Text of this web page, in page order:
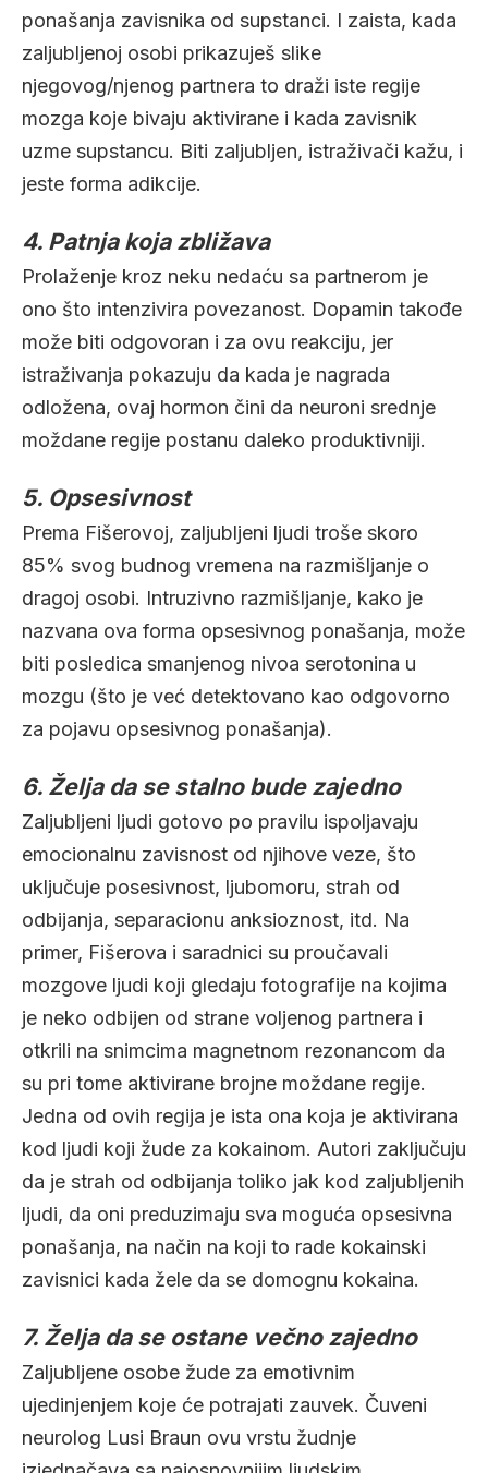
ponašanja zavisnika od supstanci. I zaista, kada
zaljubljenoj osobi prikazuješ slike
njegovog/njenog partnera to draži iste regije
mozga koje bivaju aktivirane i kada zavisnik
uzme supstancu. Biti zaljubljen, istraživači kažu, i
jeste forma adikcije.
4. Patnja koja zbližava
Prolaženje kroz neku nedaću sa partnerom je
ono što intenzivira povezanost. Dopamin takođe
može biti odgovoran i za ovu reakciju, jer
istraživanja pokazuju da kada je nagrada
odložena, ovaj hormon čini da neuroni srednje
moždane regije postanu daleko produktivniji.
5. Opsesivnost
Prema Fišerovoj, zaljubljeni ljudi troše skoro
85% svog budnog vremena na razmišljanje o
dragoj osobi. Intruzivno razmišljanje, kako je
nazvana ova forma opsesivnog ponašanja, može
biti posledica smanjenog nivoa serotonina u
mozgu (što je već detektovano kao odgovorno
za pojavu opsesivnog ponašanja).
6. Želja da se stalno bude zajedno
Zaljubljeni ljudi gotovo po pravilu ispoljavaju
emocionalnu zavisnost od njihove veze, što
uključuje posesivnost, ljubomoru, strah od
odbijanja, separacionu anksioznost, itd. Na
primer, Fišerova i saradnici su proučavali
mozgove ljudi koji gledaju fotografije na kojima
je neko odbijen od strane voljenog partnera i
otkrili na snimcima magnetnom rezonancom da
su pri tome aktivirane brojne moždane regije.
Jedna od ovih regija je ista ona koja je aktivirana
kod ljudi koji žude za kokainom. Autori zaključuju
da je strah od odbijanja toliko jak kod zaljubljenih
ljudi, da oni preduzimaju sva moguća opsesivna
ponašanja, na način na koji to rade kokainski
zavisnici kada žele da se domognu kokaina.
7. Želja da se ostane večno zajedno
Zaljubljene osobe žude za emotivnim
ujedinjenjem koje će potrajati zauvek. Čuveni
neurolog Lusi Braun ovu vrstu žudnje